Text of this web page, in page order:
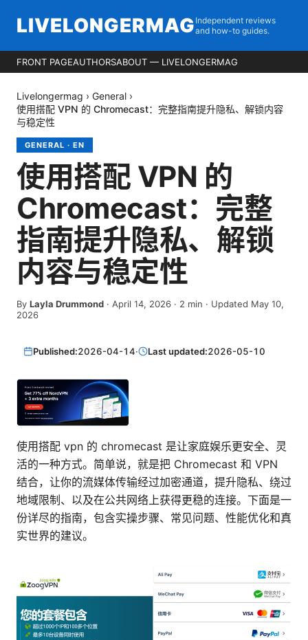
LIVELONGERMAG Independent reviews
and how-to guides.
FRONT PAGEAUTHORSABOUT — LIVELONGERMAG
Livelongermag › General ›
使用搭配 VPN 的 Chromecast：完整指南提升隐私、解锁内容
与稳定性
GENERAL · EN
使用搭配 VPN 的
Chromecast：完整
指南提升隐私、解锁
内容与稳定性
By Layla Drummond · April 14, 2026 · 2 min · Updated May 10,
2026
Published:2026-04-14· Last updated:2026-05-10
使用搭配 vpn 的 chromecast 是让家庭娱乐更安全、灵
活的一种方式。简单说，就是把 Chromecast 和 VPN
结合，让你的流媒体传输经过加密通道，提升隐私、绕过
地域限制、以及在公共网络上获得更稳的连接。下面是一
份详尽的指南，包含实操步骤、常见问题、性能优化和真
实世界的建议。